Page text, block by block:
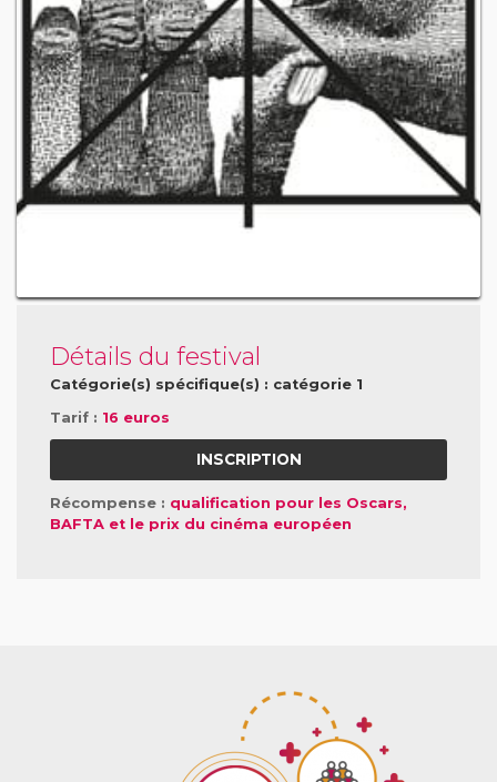
Détails du festival
Catégorie(s) spécifique(s) : catégorie 1
Tarif : 16 euros
INSCRIPTION
Récompense : qualification pour les Oscars,
BAFTA et le prix du cinéma européen